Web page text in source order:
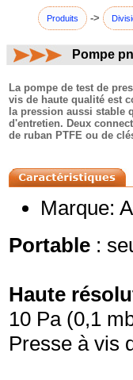
Produits ->
Pompe
La pompe de test de
vis de haute qualité est
la pression aussi stable
d'entretien. Deux
de ruban PTFE ou de
Marque:
Portable :
Haute
10 Pa (0,1
Presse à vis